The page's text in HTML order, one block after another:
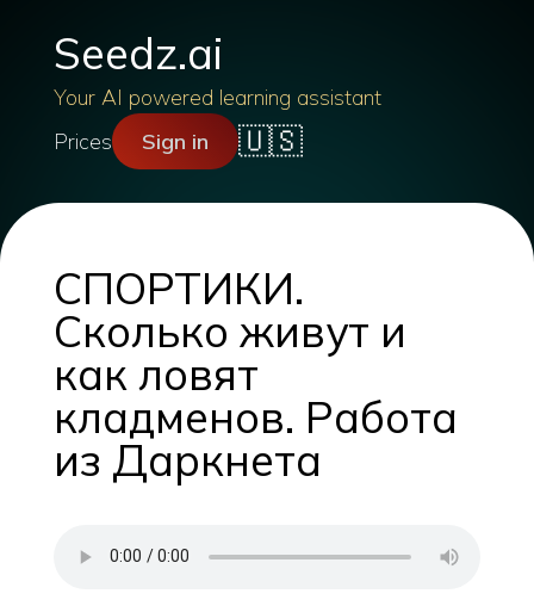
Seedz.ai
Your AI powered learning assistant
Prices
Sign in 🇺🇸
СПОРТИКИ.
Сколько живут и
как ловят
кладменов. Работа
из Даркнета